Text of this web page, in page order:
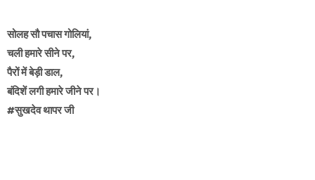
सोलह सौ पचास गोलियां,
चली हमारे सीने पर,
पैरों में बेड़ी डाल,
बंदिशें लगी हमारे जीने पर।
#सुखदेव थापर जी